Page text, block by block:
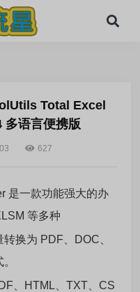
Total Excel
语言便携版
627
是一款功能强大的办
等多种
换为 PDF、DOC、
、HTML、TXT、CS